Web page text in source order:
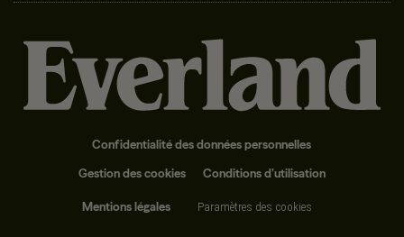
Confidentialité des données personnelles
Gestion des cookies
Conditions d’utilisation
Mentions légales Paramètres des cookies